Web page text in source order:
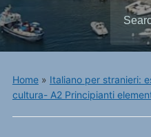
Search
for:
Home» Italiano per stranieri:
cultura- A2 Principianti